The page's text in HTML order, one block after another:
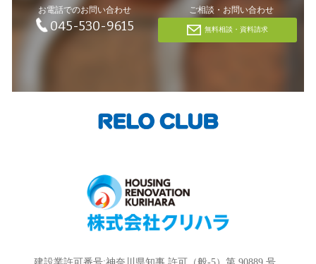
お電話でのお問い合わせ
045-530-9615
ご相談・お問い合わせ
無料相談・資料請求